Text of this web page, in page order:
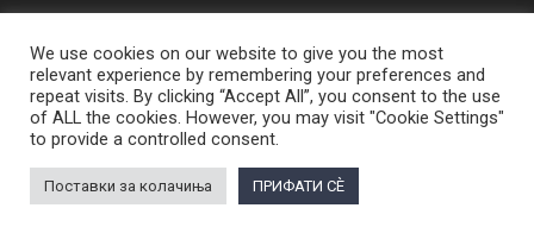
СЛОБОДЕН ПРИСТАП ДО ИНФОРМАЦИИ ОД ЈАВЕН КАРАКТЕР
ПОСТАПКА ЗА ПРИЈАВА НА КРИВИЧНО ДЕЛО
КОРИСНИ ЛИНКОВИ
ПОЛИТИКА ЗА ПРИВАТНОСТ ВЕБ СТРАНИЦА
© 2026 ЈАВНО ОБВИНИТЕЛСТВО НА РЕПУБЛИКА СЕВЕРНА МАКЕДОНИЈА •
We use cookies on our website to give you the most
relevant experience by remembering your preferences and
repeat visits. By clicking “Accept All”, you consent to the use
of ALL the cookies. However, you may visit "Cookie Settings"
to provide a controlled consent.
Поставки за колачиња ПРИФАТИ СÈ